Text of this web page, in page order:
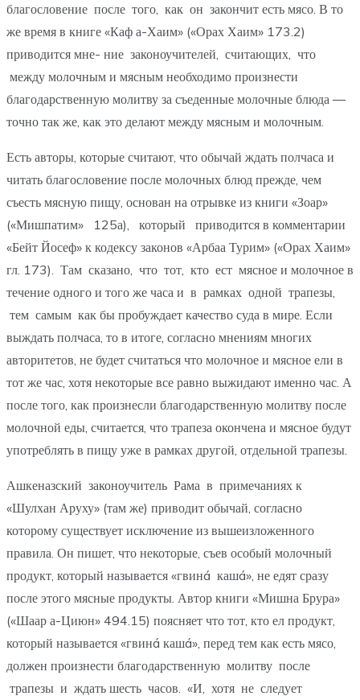
благословение после того, как он закончит есть мясо. В то
же время в книге «Каф а-Хаим» («Орах Хаим» 173.2)
приводится мне- ние законоучителей, считающих, что
между молочным и мясным необходимо произнести
благодарственную молитву за съеденные молочные блюда —
точно так же, как это делают между мясным и молочным.
Есть авторы, которые считают, что обычай ждать полчаса и
читать благословение после молочных блюд прежде, чем
съесть мясную пищу, основан на отрывке из книги «Зоар»
(«Мишпатим» 125а), который приводится в комментарии
«Бейт Йосеф» к кодексу законов «Арбаа Турим» («Орах Хаим»
гл. 173). Там сказано, что тот, кто ест мясное и молочное в
течение одного и того же часа и в рамках одной трапезы,
тем самым как бы пробуждает качество суда в мире. Если
выждать полчаса, то в итоге, согласно мнениям многих
авторитетов, не будет считаться что молочное и мясное ели в
тот же час, хотя некоторые все равно выжидают именно час. А
после того, как произнесли благодарственную молитву после
молочной еды, считается, что трапеза окончена и мясное будут
употреблять в пищу уже в рамках другой, отдельной трапезы.
Ашкеназский законоучитель Рама в примечаниях к
«Шулхан Аруху» (там же) приводит обычай, согласно
которому существует исключение из вышеизложенного
правила. Он пишет, что некоторые, съев особый молочный
продукт, который называется «гвинá кашá», не едят сразу
после этого мясные продукты. Автор книги «Мишна Брура»
(«Шаар а-Циюн» 494.15) поясняет что тот, кто ел продукт,
который называется «гвинá кашá», перед тем как есть мясо,
должен произнести благодарственную молитву после
трапезы и ждать шесть часов. «И, хотя не следует